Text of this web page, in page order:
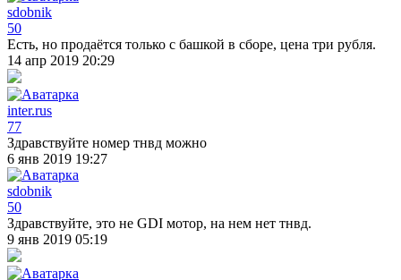
sdobnik
50
Есть, но продаётся только с башкой в сборе, цена три рубля.
14 апр 2019 20:29
inter.rus
77
Здравствуйте номер тнвд можно
6 янв 2019 19:27
sdobnik
50
Здравствуйте, это не GDI мотор, на нем нет тнвд.
9 янв 2019 05:19